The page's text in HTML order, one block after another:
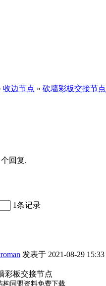
收边节点 » 砍墙彩板交接节点
个回复.
1条记录
发表于 2021-08-29 15:33
彩板交接节点
构同盟资料免费下载